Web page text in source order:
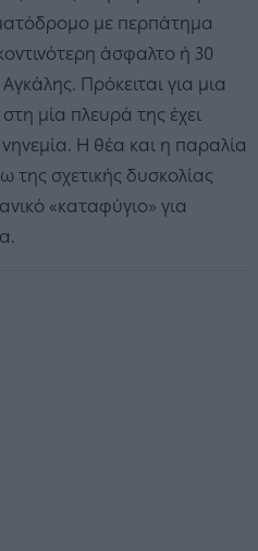
με περπάτημα
άσφαλτο ή 30
Πρόκειται για μια
μία πλευρά της έχει
Η θέα και η παραλία
της σχετικής δυσκολίας
«καταφύγιο» για